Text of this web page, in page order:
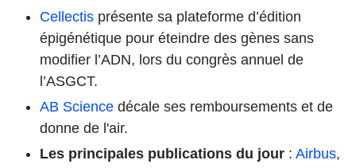
Cellectis présente sa plateforme d’édition
épigénétique pour éteindre des gènes sans
modifier l’ADN, lors du congrès annuel de
l’ASGCT.
AB Science décale ses remboursements et de
donne de l'air.
Les principales publications du jour : Airbus,